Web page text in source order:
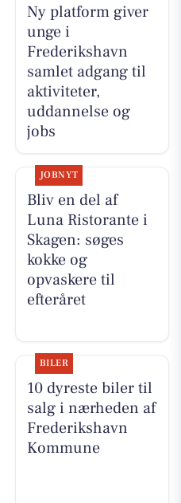
Ny platform giver
unge i
Frederikshavn
samlet adgang til
aktiviteter,
uddannelse og
jobs
JOBNYT
Bliv en del af
Luna Ristorante i
Skagen: søges
kokke og
opvaskere til
efteråret
BILER
10 dyreste biler til
salg i nærheden af
Frederikshavn
Kommune